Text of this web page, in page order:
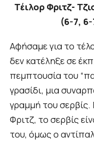
Τέιλορ Φριτζ-
(6-7,
Αφήσαμε για το
δεν κατέληξε σε
πεμπτουσία του
γρασίδι, μια
γραμμή του
Φριτζ, το σερβίς
του, όμως ο